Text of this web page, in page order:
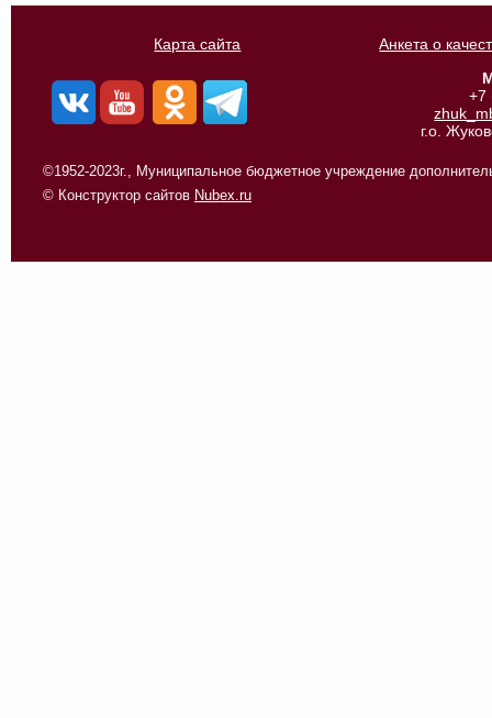
Карта сайта
Анкета о
+7
г.о.
©1952-2023г., Муниципальное бюджетное учреждение
© Конструктор сайтов Nubex.ru